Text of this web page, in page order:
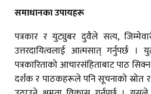
समाधानका उपायहरू
पत्रकार र युट्युबर दुवैले सत्य,
उत्तरदायित्वलाई आत्मसात् गर्नुपर्छ ।
पत्रकारिताको आचारसंहिताबाट पाठ
दर्शक र पाठकहरूले पनि सूचनाको स्रोत र